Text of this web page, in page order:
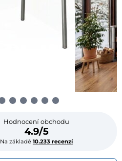
Hodnocení obchodu
4.9/5
Na základě10.233 recenzí